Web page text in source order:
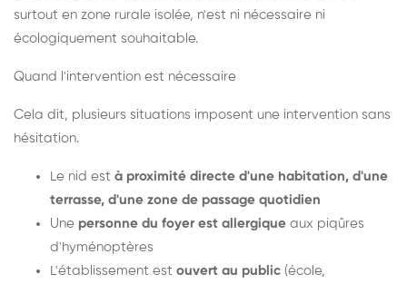
surtout en zone rurale isolée, n'est ni nécessaire ni
écologiquement souhaitable.
Quand l'intervention est nécessaire
Cela dit, plusieurs situations imposent une intervention sans
hésitation.
Le nid est à proximité directe d'une habitation, d'une
terrasse, d'une zone de passage quotidien
Une personne du foyer est allergique aux piqûres
d'hyménoptères
L'établissement est ouvert au public (école,